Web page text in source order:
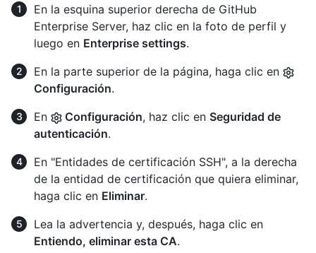
En la esquina superior derecha de GitHub
Enterprise Server, haz clic en la foto de perfil y
luego en Enterprise settings.
En la parte superior de la página, haga clic en
Configuración.
En
Configuración, haz clic en Seguridad de
autenticación.
En "Entidades de certificación SSH", a la derecha
de la entidad de certificación que quiera eliminar,
haga clic en Eliminar.
Lea la advertencia y, después, haga clic en
Entiendo, eliminar esta CA.